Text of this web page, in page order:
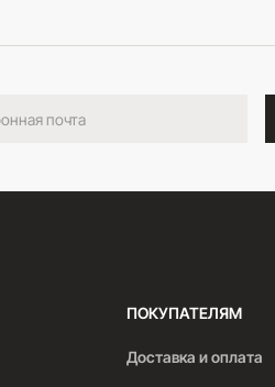
ПОКУПАТЕЛЯМ
Доставка и оплата